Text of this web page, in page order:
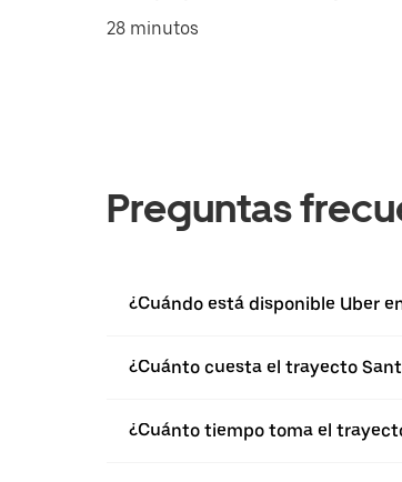
28 minutos
Preguntas
¿Cuándo está disponible Uber
¿Cuánto cuesta el trayecto
¿Cuánto tiempo toma el